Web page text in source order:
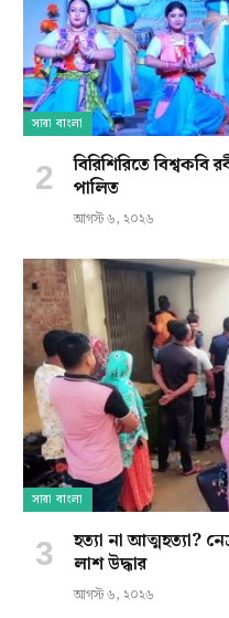
সারা বাংলা
বিরিশিরিতে বিশ্বকবি
পালিত
আগস্ট ৬, ২০২৬
সারা বাংলা
হত্যা না আত্মহত্যা?
লাশ উদ্ধার
আগস্ট ৬, ২০২৬